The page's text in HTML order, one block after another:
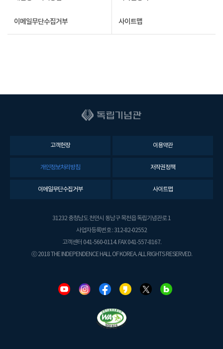
이메일무단수집거부 사이트맵
고객헌장 이용약관
개인정보처리방침 저작권정책
이메일무단수집거부 사이트맵
31232 충청남도 천안시 동남구 목천읍 독립기념관로 1
사업자등록번호 : 312-82-02552
고객센터 041-560-0114. FAX 041-557-8167.
ⓒ 2018 THE INDEPENDENCE HALL OF KOREA. ALL RIGHTS RESERVED.